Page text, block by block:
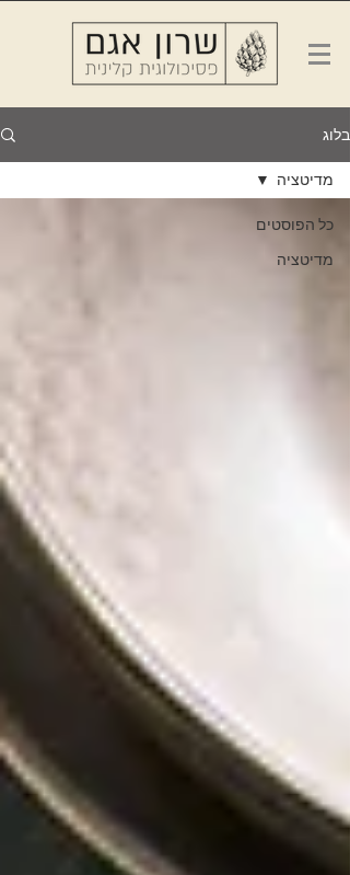
בלוג
כל הפוסטים
מדיטציה
מדיטציה